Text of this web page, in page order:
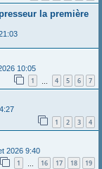
la première
10:05
1 4 5 6 7
1 2 3 4
2026 9:40
1 16 17 18 19